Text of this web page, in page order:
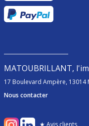
MATOUBRILLANT,
17 Boulevard Ampère, 13014
Nous contacter
★ Avis clients